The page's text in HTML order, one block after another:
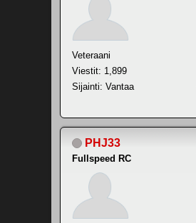
Veteraani
Viestit: 1,899
Sijainti: Vantaa
PHJ33
Fullspeed RC